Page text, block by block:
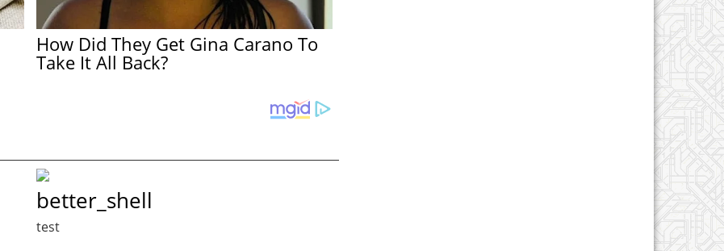
How Did They Get Gina Carano To
Take It All Back?
better_shell
test